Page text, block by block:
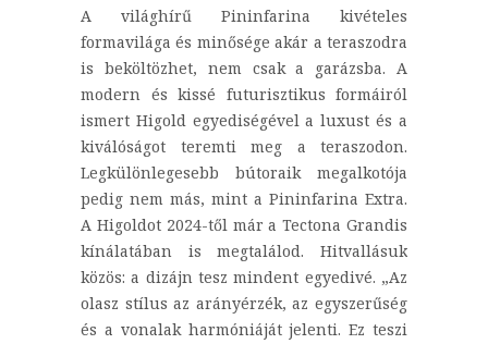
A világhírű Pininfarina kivételes
formavilága és minősége akár a teraszodra
is beköltözhet, nem csak a garázsba. A
modern és kissé futurisztikus formáiról
ismert Higold egyediségével a luxust és a
kiválóságot teremti meg a teraszodon.
Legkülönlegesebb bútoraik megalkotója
pedig nem más, mint a Pininfarina Extra.
A Higoldot 2024-től már a Tectona Grandis
kínálatában is megtalálod. Hitvallásuk
közös: a dizájn tesz mindent egyedivé. „Az
olasz stílus az arányérzék, az egyszerűség
és a vonalak harmóniáját jelenti. Ez teszi